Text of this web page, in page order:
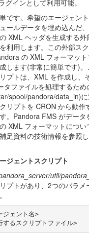
グインとして利用可能。
です。希望のエージェン
ールデータを埋め込んだ
XML ヘッダを生成する外
利用します。この外部ス
の XML フォーマッ
します(非常に簡単です)。
プトは、XML を作成し、
タファイルを処理するため
spool/pandora/data_in)
リプトを CRON から動作
。Pandora FMS がデータ
XML フォーマットについ
足資料の技術情報を参照
ジェントスクリプト
util/
プトがあり、2つのパラメ
るスクリプトファイル>